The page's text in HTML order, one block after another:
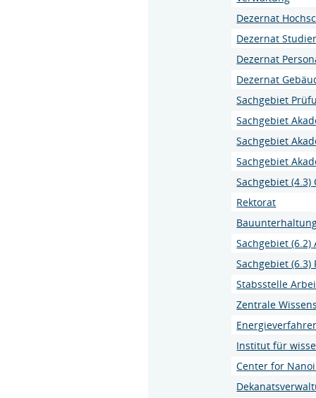
Dezernat
Dezernat
Dezernat
Dezernat
Sachgebiet
Sachgebiet
Sachgebiet
Sachgebiet
Sachgebiet
Rektorat
Sachgebiet
Sachgebiet
Stabsstelle
Zentrale
Institut für
Center for